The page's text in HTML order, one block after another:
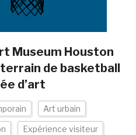
Museum Houston
de basketball
d’art
Art urbain
Expérience visiteur